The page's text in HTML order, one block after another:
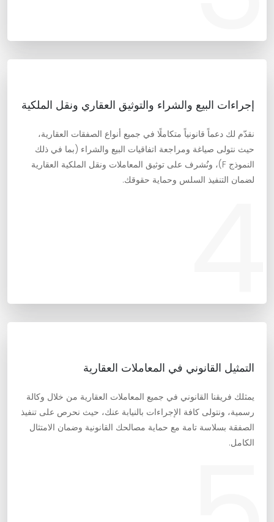
إجراءات البيع والشراء والتوثيق العقاري ونقل الملكية
نقدّم لك دعماً قانونياً متكاملًا في جميع أنواع الصفقات العقارية،
حيث نتولى صياغة ومراجعة اتفاقيات البيع والشراء (بما في ذلك
النموذج F)، ونُشرف على توثيق المعاملات ونقل الملكية العقارية
لضمان التنفيذ السلس وحماية حقوقك.
التمثيل القانوني في المعاملات العقارية
يمثلك فريقنا القانوني في جميع المعاملات العقارية من خلال وكالة
رسمية، ونتولى كافة الإجراءات بالنيابة عنك، حيث نحرص على تنفيذ
الصفقة بسلاسة تامة مع حماية مصالحك القانونية وضمان الامتثال
الكامل.